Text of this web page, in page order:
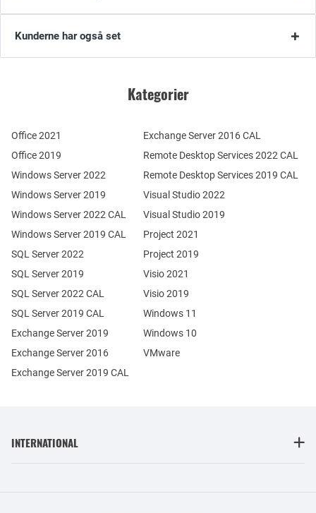
Kunderne har også set
Kategorier
Office 2021
Office 2019
Windows Server 2022
Windows Server 2019
Exchange Server 2019
Exchange Server 2016
SQL Server 2022
SQL Server 2019
Windows Server 2022 CAL
Windows Server 2019 CAL
SQL Server 2022 CAL
SQL Server 2019 CAL
Remote Desktop Services 2022 CAL
Remote Desktop Services 2019 CAL
Exchange Server 2019 CAL
Exchange Server 2016 CAL
Visual Studio 2022
Visual Studio 2019
Project 2021
Project 2019
Visio 2021
Visio 2019
Windows 11
Windows 10
VMware
INTERNATIONAL